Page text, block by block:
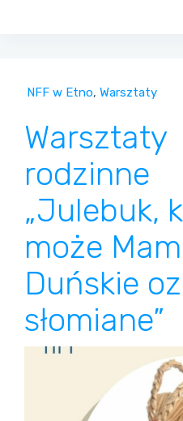
NFF w Etno, Warsztaty
Warsztaty
rodzinne
„Julebuk,
może
Duńskie
słomiane”